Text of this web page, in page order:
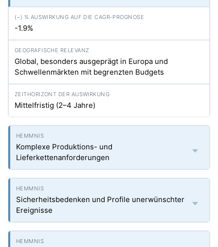
-1.9%
Global, besonders ausgeprägt in Europa und
Schwellenmärkten mit begrenzten Budgets
Mittelfristig (2–4 Jahre)
Komplexe Produktions- und
Lieferkettenanforderungen
Sicherheitsbedenken und Profile unerwünschter
Ereignisse